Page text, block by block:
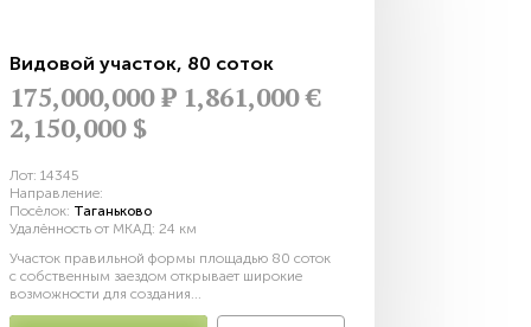
Видовой участок, 80 соток
175,000,000Р 1,861,000 €
2,150,000 $
Лот: 14345
Направление:
Посёлок: Таганьково
Удалённость от МКАД: 24 км
Участок правильной формы площадью 80 соток
с собственным заездом открывает широкие
возможности для создания...